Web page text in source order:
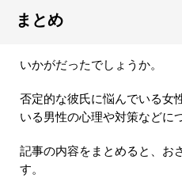
まとめ
いかがだったでしょうか。
否定的な彼氏に悩んでいる女
いる男性の心理や対策などに
記事の内容をまとめると、お
す。